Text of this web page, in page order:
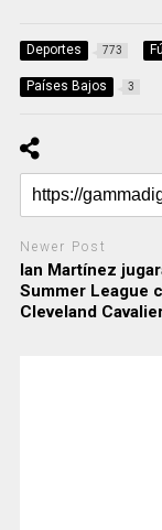
Deportes 773
Países Bajos 3
Newer Post
Ian Martínez
Summer League
Cleveland